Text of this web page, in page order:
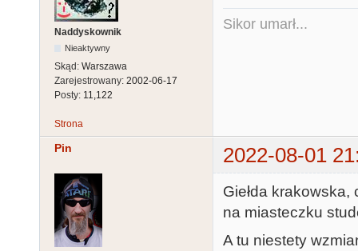
Naddyskownik
Nieaktywny
Skąd: Warszawa
Zarejestrowany: 2002-06-17
Posty: 11,122
Sikor umarł...
Strona
Pin 2022-08-01
Giełda
na miasteczku
A tu niestety